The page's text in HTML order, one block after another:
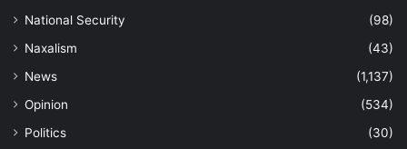
National Security
(98)
Naxalism
(43)
News
(1,137)
Opinion
(534)
Politics
(30)